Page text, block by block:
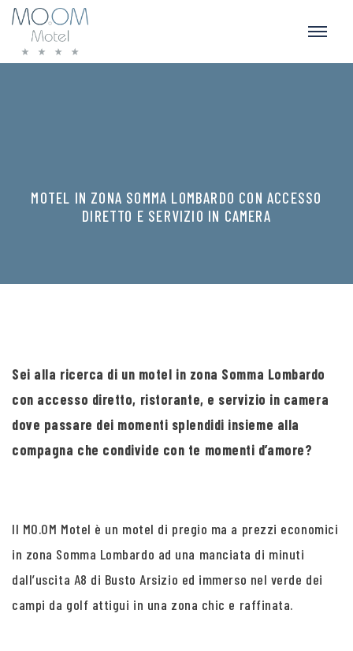
MOTEL IN ZONA SOMMA LOMBARDO CON ACCESSO
DIRETTO E SERVIZIO IN CAMERA
Sei alla ricerca di un motel in zona Somma Lombardo
con accesso diretto, ristorante, e servizio in camera
dove passare dei momenti splendidi insieme alla
compagna che condivide con te momenti d’amore?
Il MO.OM Motel è un motel di pregio ma a prezzi economici
in zona Somma Lombardo ad una manciata di minuti
dall’uscita A8 di Busto Arsizio ed immerso nel verde dei
campi da golf attigui in una zona chic e raffinata.